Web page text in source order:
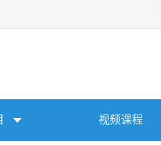
视频课程